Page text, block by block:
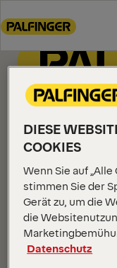
to
content
footer
content
INFORMATIONEN ZUM
Über uns
Neuigkeiten
Karriere
Investoren
DIESE
COOKIES
Wenn Sie auf
stimmen Sie der
Gerät zu, um die
die
Datenschutz